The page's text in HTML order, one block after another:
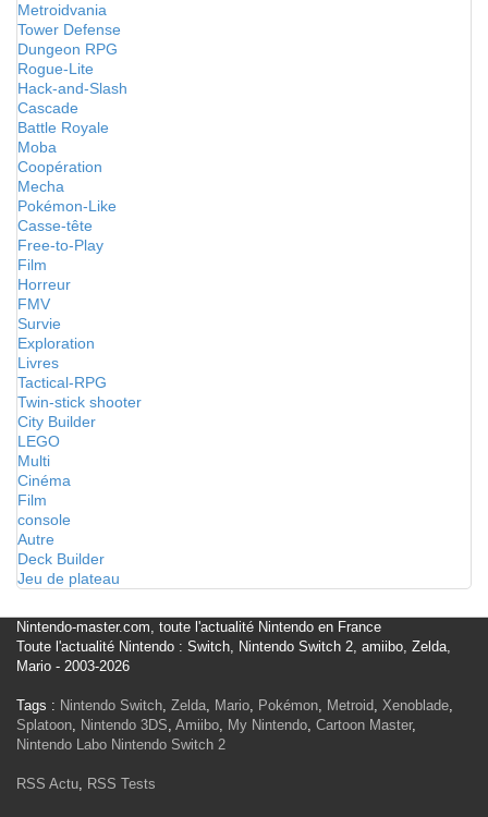
Metroidvania
Tower Defense
Dungeon RPG
Rogue-Lite
Hack-and-Slash
Cascade
Battle Royale
Moba
Coopération
Mecha
Pokémon-Like
Casse-tête
Free-to-Play
Film
Horreur
FMV
Survie
Exploration
Livres
Tactical-RPG
Twin-stick shooter
City Builder
LEGO
Multi
Cinéma
Film
console
Autre
Deck Builder
Jeu de plateau
Nintendo-master.com, toute l'actualité Nintendo en France
Toute l'actualité Nintendo : Switch, Nintendo Switch 2, amiibo, Zelda,
Mario - 2003-2026
Tags : Nintendo Switch, Zelda, Mario, Pokémon, Metroid, Xenoblade,
Splatoon, Nintendo 3DS, Amiibo, My Nintendo, Cartoon Master,
Nintendo Labo Nintendo Switch 2
RSS Actu, RSS Tests